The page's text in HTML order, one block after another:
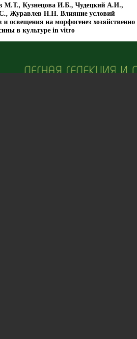
Кузнецова И.Б., Чудецкий А.И.,
Журавлев Н.Н. Влияние условий
и освещения на морфогенез хозяйственно
в культуре in vitro